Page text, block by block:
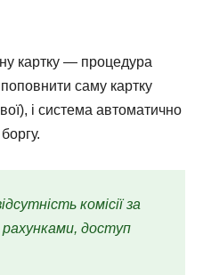
картку — процедура
саму картку
і система автоматично
комісії за
доступ